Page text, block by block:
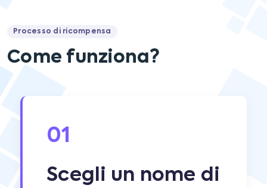
Processo di ricompensa
Come funziona?
01
Scegli un nome di